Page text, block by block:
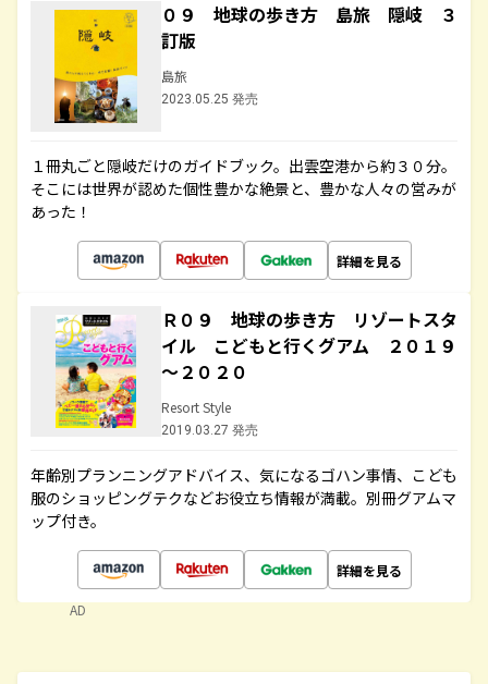
０９ 地球の歩き方 島旅 隠岐 ３
訂版
島旅
2023.05.25 発売
１冊丸ごと隠岐だけのガイドブック。出雲空港から約３０分。
そこには世界が認めた個性豊かな絶景と、豊かな人々の営みが
あった！
詳細を見る
Ｒ０９ 地球の歩き方 リゾートスタ
イル こどもと行くグアム ２０１９
～２０２０
Resort Style
2019.03.27 発売
年齢別プランニングアドバイス、気になるゴハン事情、こども
服のショッピングテクなどお役立ち情報が満載。別冊グアムマ
ップ付き。
詳細を見る
AD